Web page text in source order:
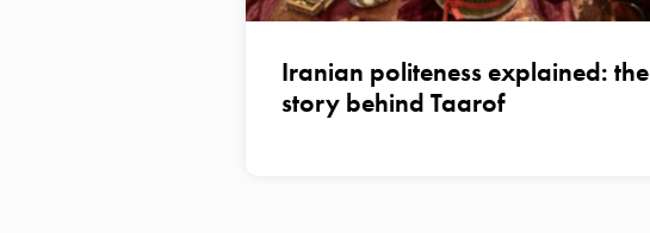
Iranian politeness explained: the
story behind Taarof